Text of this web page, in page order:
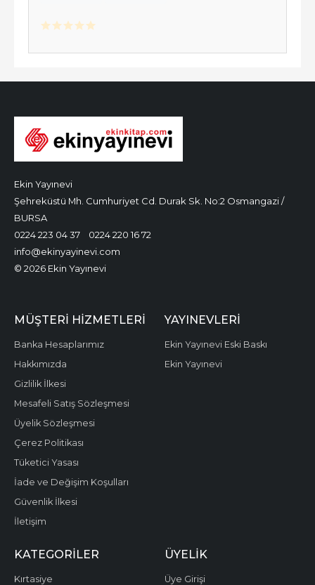
Ekin Yayınevi
Şehreküstü Mh. Cumhuriyet Cd. Durak Sk. No:2 Osmangazi /
BURSA
0224 223 04 37
0224 220 16 72
info@ekinyayinevi.com
© 2026 Ekin Yayınevi
MÜŞTERI HIZMETLERI
Banka Hesaplarımız
Hakkımızda
Gizlilik İlkesi
Mesafeli Satış Sözleşmesi
Üyelik Sözleşmesi
Çerez Politikası
Tüketici Yasası
İade ve Değişim Koşulları
Güvenlik İlkesi
İletişim
YAYINEVLERI
Ekin Yayınevi Eski Baskı
Ekin Yayınevi
KATEGORILER
Kırtasiye
ÜYELIK
Üye Girişi